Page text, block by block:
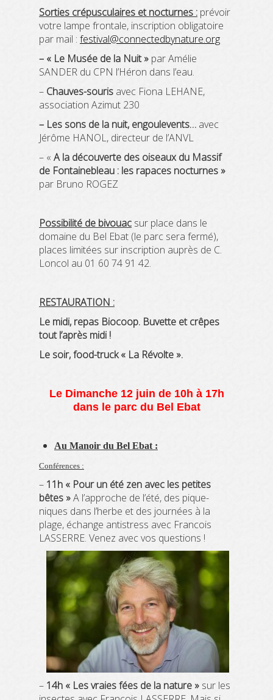
Sorties crépusculaires et nocturnes : prévoir
votre lampe frontale, inscription obligatoire
par mail : festival@connectedbynature.org
– « Le Musée de la Nuit » par Amélie
SANDER du CPN l’Héron dans l’eau.
– Chauves-souris avec Fiona LEHANE,
association Azimut 230
– Les sons de la nuit, engoulevents… avec
Jérôme HANOL, directeur de l’ANVL
– « A la découverte des oiseaux du Massif
de Fontainebleau : les rapaces nocturnes »
par Bruno ROGEZ
Possibilité de bivouac sur place dans le
domaine du Bel Ebat (le parc sera fermé),
places limitées sur inscription auprès de C.
Loncol au 01 60 74 91 42.
RESTAURATION :
Le midi, repas Biocoop. Buvette et crêpes
tout l’après midi !
Le soir, food-truck « La Révolte ».
Le Dimanche 12 juin de 10h à 17h
dans le parc du Bel Ebat
Au Manoir du Bel Ebat :
Conférences :
– 11h « Pour un été zen avec les petites
bêtes »A l’approche de l’été, des pique-
niques dans l’herbe et des journées à la
plage, échange antistress avec Francois
LASSERRE. Venez avec vos questions !
– 14h « Les vraies fées de la nature » sur les